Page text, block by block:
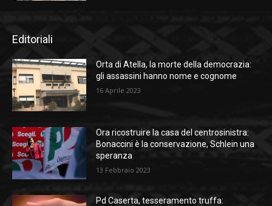
Editoriali
Orta di Atella, la morte della democrazia:
gli assassini hanno nome e cognome
16 Aprile 2023
Ora ricostruire la casa del centrosinistra:
Bonaccini è la conservazione, Schlein una
speranza
13 Febbraio 2023
Pd Caserta, tesseramento truffa: